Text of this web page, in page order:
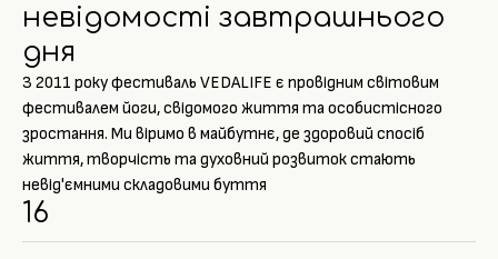
невідомості завтрашнього
дня
З 2011 року фестиваль VEDALIFE є провідним світовим
фестивалем йоги, свідомого життя та особистісного
зростання. Ми віримо в майбутнє, де здоровий спосіб
життя, творчість та духовний розвиток стають
невід'ємними складовими буття
16